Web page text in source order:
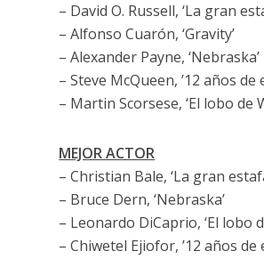
– David O. Russell, ‘La gran
– Alfonso Cuarón, ‘Gravity’
– Alexander Payne, ‘Nebraska’
– Steve McQueen, ’12 años de
– Martin Scorsese, ‘El lobo de
MEJOR ACTOR
– Christian Bale, ‘La gran
– Bruce Dern, ‘Nebraska’
– Leonardo DiCaprio, ‘El lobo
– Chiwetel Ejiofor, ’12 años de